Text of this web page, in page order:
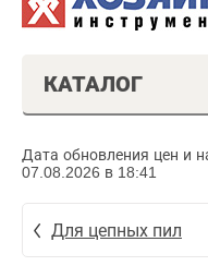
КАТАЛОГ
Дата обновления цен и
07.08.2026 в 18:41
Для цепных пил